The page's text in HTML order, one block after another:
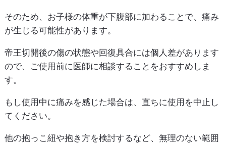
そのため、お子様の体重が下腹部に加わることで、痛み
が生じる可能性があります。
帝王切開後の傷の状態や回復具合には個人差があります
ので、ご使用前に医師に相談することをおすすめしま
す。
もし使用中に痛みを感じた場合は、直ちに使用を中止し
てください。
他の抱っこ紐や抱き方を検討するなど、無理のない範囲